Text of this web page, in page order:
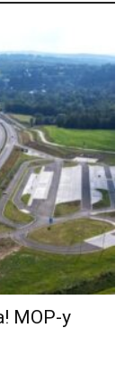
MOP-y